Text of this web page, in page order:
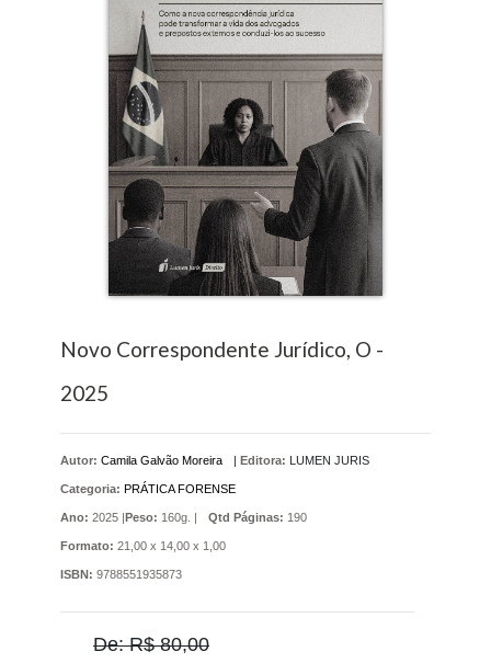
Novo Correspondente Jurídico, O -
2025
Autor: Camila Galvão Moreira Editora: LUMEN JURIS
Categoria: PRÁTICA FORENSE
Ano: 2025 | Peso: 160g. | Qtd Páginas: 190
Formato: 21,00 x 14,00 x 1,00
ISBN: 9788551935873
De: R$ 80,00